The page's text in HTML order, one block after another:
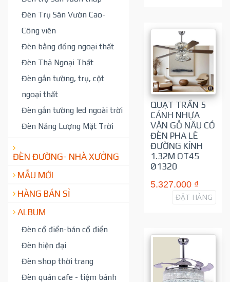
Đèn Trụ Sân Vườn Cao-
Công viên
Đèn bằng đồng ngoại thất
Đèn Thả Ngoại Thất
Đèn gắn tường, trụ, cột
ngoại thất
Đèn gắn tường led ngoài trời
Đèn Năng Lượng Mặt Trời
ĐÈN ĐƯỜNG- NHÀ XƯỞNG
MẪU MỚI
HÀNG BÁN SỈ
ALBUM
Đèn cổ điển-bán cổ điển
Đèn hiện đại
Đèn shop thời trang
Đèn quán cafe - tiệm bánh
QUẠT TRẦN 5
CÁNH NHỰA
VÂN GỖ NÂU CÓ
ĐÈN PHA LÊ
ĐƯỜNG KÍNH
1.32M QT45
Ø1320
5.327.000 ₫
ĐẶT HÀNG